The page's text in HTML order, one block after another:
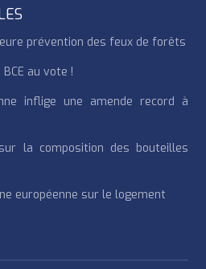
prévention des feux de forêts
au vote !
inflige une amende record à
la composition des bouteilles
européenne sur le logement